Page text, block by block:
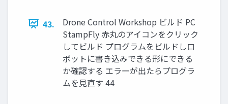
43.
Drone Control Workshop ビルド PC
StampFly ⾚丸のアイコンをクリック
してビルド プログラムをビルドしロ
ボットに書き込みできる形にできる
か確認する エラーが出たらプログラ
ムを⾒直す 44